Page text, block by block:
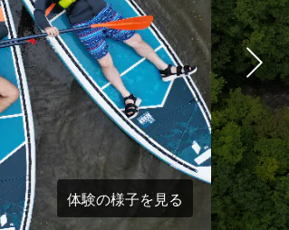
体験の様子を見る